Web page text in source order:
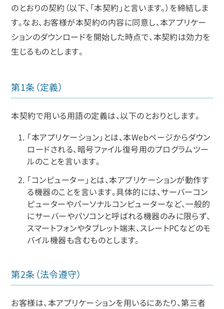
のとおりの契約（以下、「本契約」と言います。）を締結しま
す。なお、お客様が本契約の内容に同意し、本アプリケー
ションのダウンロードを開始した時点で、本契約は効力を
生じるものとします。
第1条（定義）
本契約で用いる用語の定義は、以下のとおりとします。
「本アプリケーション」とは、本Webページからダウン
ロードされる、暗号ファイル復号用のプログラムツー
ルのことを言います。
「コンピューター」とは、本アプリケーションが動作す
る機器のことを言います。具体的には、サーバーコン
ピューターやパーソナルコンピューターなど、一般的
にサーバーやパソコンと呼ばれる機器のみに限らず、
スマートフォンやタブレット端末、スレートPCなどのモ
バイル機器も含むものとします。
第2条（法令遵守）
お客様は、本アプリケーションを用いるにあたり、第三者